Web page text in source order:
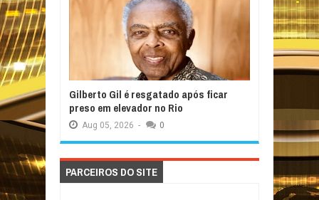
Gilberto Gil é resgatado após ficar
preso em elevador no Rio
Aug 05, 2026 - 0
PARCEIROS DO SITE